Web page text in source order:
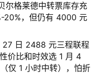
尔格莱德中转票库存充
20%，但仍有 4000 元
27 日 2488 元三程联程
价比和时效选 1 月 4
仅 1 小时中转），怕折